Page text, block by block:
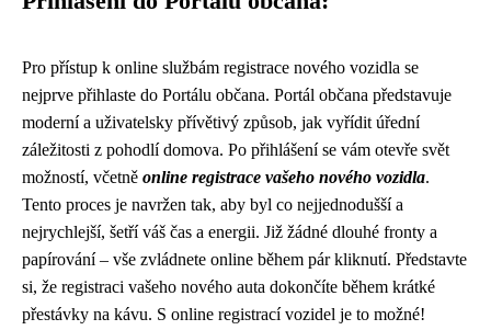
Pro přístup k online službám registrace nového vozidla se
nejprve přihlaste do Portálu občana. Portál občana představuje
moderní a uživatelsky přívětivý způsob, jak vyřídit úřední
záležitosti z pohodlí domova. Po přihlášení se vám otevře svět
možností, včetně online registrace vašeho nového vozidla.
Tento proces je navržen tak, aby byl co nejjednodušší a
nejrychlejší, šetří váš čas a energii. Již žádné dlouhé fronty a
papírování – vše zvládnete online během pár kliknutí. Představte
si, že registraci vašeho nového auta dokončíte během krátké
přestávky na kávu. S online registrací vozidel je to možné!